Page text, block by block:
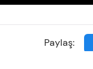
Paylaş: